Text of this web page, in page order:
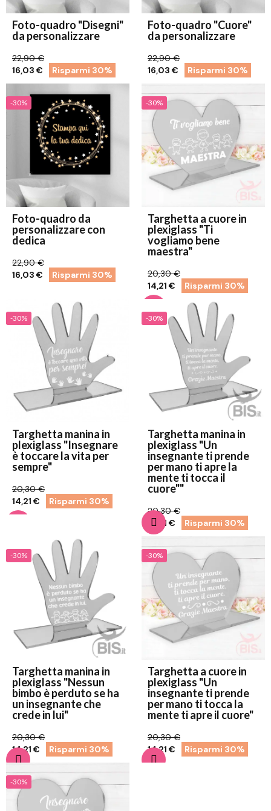
Foto-quadro "Disegni"
da personalizzare
22,90 €
16,03 €
Risparmi 30%
Foto-quadro "Cuore"
da personalizzare
22,90 €
16,03 €
Risparmi 30%
-30%
Foto-quadro da
personalizzare con
dedica
22,90 €
16,03 €
Risparmi 30%
-30%
Targhetta a cuore in
plexiglass "Ti
vogliamo bene
maestra"
20,30 €
14,21 €
Risparmi 30%
-30%
Targhetta manina in
plexiglass "Insegnare
è toccare la vita per
sempre"
20,30 €
14,21 €
Risparmi 30%
-30%
Targhetta manina in
plexiglass "Un
insegnante ti prende
per mano ti apre la
mente ti tocca il
cuore""
20,30 €
14,21 €
Risparmi 30%
-30%
Targhetta manina in
plexiglass "Nessun
bimbo è perduto se ha
un insegnante che
crede in lui"
20,30 €
14,21 €
Risparmi 30%
-30%
Targhetta a cuore in
plexiglass "Un
insegnante ti prende
per mano ti tocca la
mente ti apre il cuore"
20,30 €
14,21 €
Risparmi 30%
-30%